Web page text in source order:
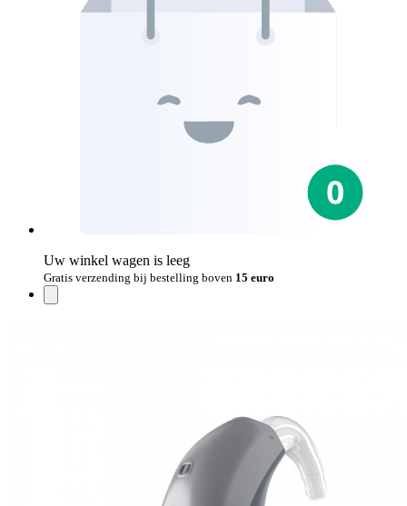
Uw winkel wagen is leeg
Gratis verzending bij bestelling boven 15 euro